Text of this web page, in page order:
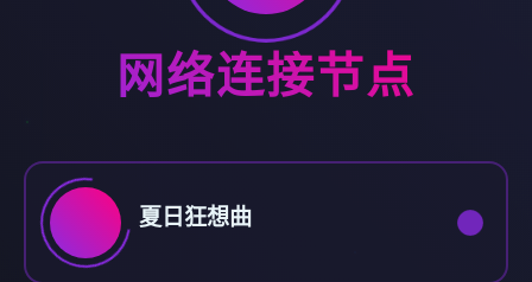
网络连接节点
夏日狂想曲